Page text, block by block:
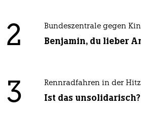
2 Bundeszentrale gegen
Benjamin, du lieber
3 Rennradfahren in der
Ist das unsolidarisch?